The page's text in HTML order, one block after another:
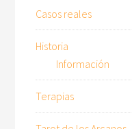
Casos reales
Historia
Información
Terapias